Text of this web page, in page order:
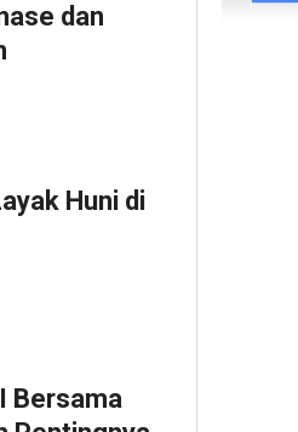
dan
Huni di
Bersama